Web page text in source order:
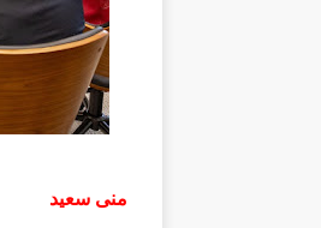
منى سعيد